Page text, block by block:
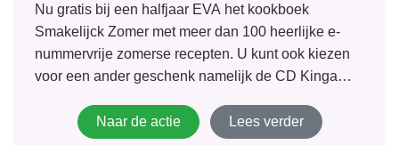
Nu gratis bij een halfjaar EVA het kookboek
Smakelijck Zomer met meer dan 100 heerlijke e-
nummervrije zomerse recepten. U kunt ook kiezen
voor een ander geschenk namelijk de CD Kinga
magazine speciaal voor vrouwen en bekijk de...
Naar de actie Lees verder